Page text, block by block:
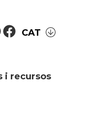
CAT
i recursos